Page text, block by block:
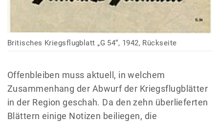
Britisches Kriegsflugblatt „G 54“, 1942, Rückseite
Offenbleiben muss aktuell, in welchem
Zusammenhang der Abwurf der Kriegsflugblätter
in der Region geschah. Da den zehn überlieferten
Blättern einige Notizen beiliegen, die